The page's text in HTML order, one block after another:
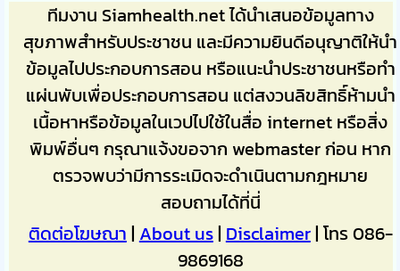
ทีมงาน Siamhealth.net ได้นำเสนอข้อมูลทาง
สุขภาพสำหรับประชาชน และมีความยินดีอนุญาติให้นำ
ข้อมูลไปประกอบการสอน หรือแนะนำประชาชนหรือทำ
แผ่นพับเพื่อประกอบการสอน แต่สงวนลิขสิทธิ์ห้ามนำ
เนื้อหาหรือข้อมูลในเวปไปใช้ในสื่อ internet หรือสิ่ง
พิมพ์อื่นๆ กรุณาแจ้งขอจาก webmaster ก่อน หาก
ตรวจพบว่ามีการระเมิดจะดำเนินตามกฎหมาย
สอบถามได้ที่นี่
ติดต่อโฆษณา | About us| Disclaimer| โทร 086-
9869168